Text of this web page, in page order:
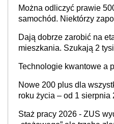
Można odliczyć prawie
samochód. Niektórzy
Dają dobrze zarobić na
mieszkania. Szukają 2
Technologie kwantowe a
Nowe 200 plus dla
roku życia – od 1 sierpnia
Staż pracy 2026 - ZUS